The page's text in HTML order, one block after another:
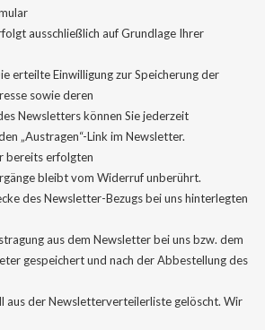
ausschließlich auf Grundlage Ihrer
erteilte Einwilligung zur Speicherung der
sowie deren
Newsletters können Sie jederzeit
„Austragen“-Link im Newsletter.
bereits erfolgten
bleibt vom Widerruf unberührt.
des Newsletter-Bezugs bei uns hinterlegten
aus dem Newsletter bei uns bzw. dem
gespeichert und nach der Abbestellung des
aus der Newsletterverteilerliste gelöscht. Wir